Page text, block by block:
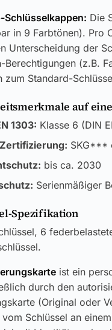
Schlüsselkappen: Die
in 9 Farbtönen). Pro
Unterscheidung der
Berechtigungen (z.B.
zum Standard-
auf
1303: Klasse 6 (DIN
SKG***
bis ca. 2030
Serienmäßiger
Spezifikation
6
ist ein
durch den
(Original oder
Schlüssel an